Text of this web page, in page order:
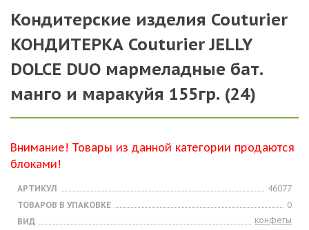
Кондитерские изделия Couturier
КОНДИТЕРКА Couturier JELLY
DOLCE DUO мармеладные бат.
манго и маракуйя 155гр. (24)
Внимание! Товары из данной категории продаются
блоками!
АРТИКУЛ
46077
ТОВАРОВ В УПАКОВКЕ
0
ВИД
конфеты